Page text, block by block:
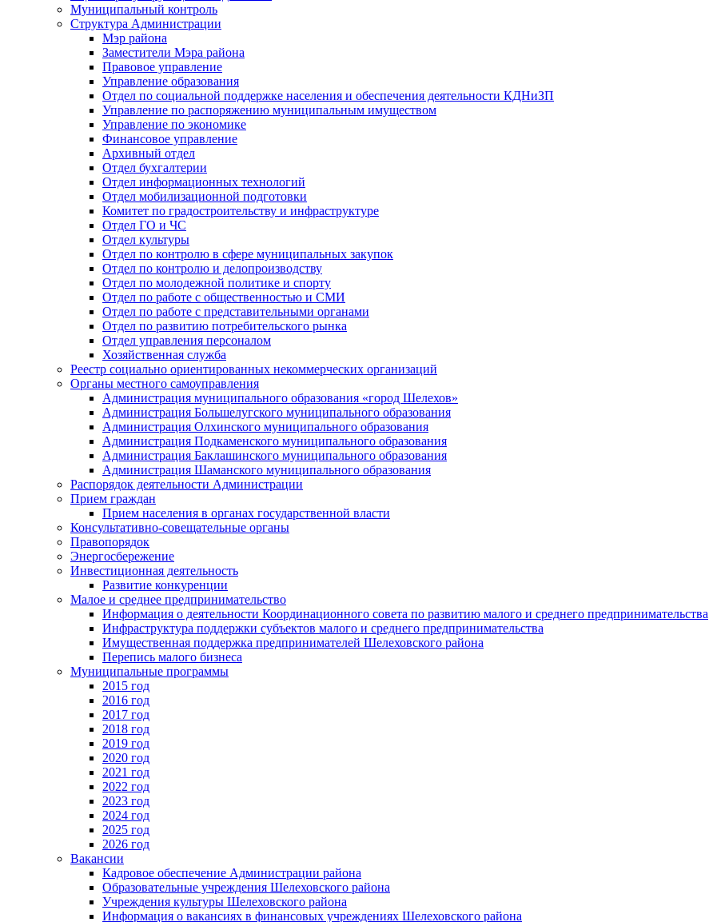
Муниципальный контроль
Структура Администрации
Мэр района
Заместители Мэра района
Правовое управление
Управление образования
Отдел по социальной поддержке населения и обеспечения деятельности КДНиЗП
Управление по распоряжению муниципальным имуществом
Управление по экономике
Финансовое управление
Архивный отдел
Отдел бухгалтерии
Отдел информационных технологий
Отдел мобилизационной подготовки
Комитет по градостроительству и инфраструктуре
Отдел ГО и ЧС
Отдел культуры
Отдел по контролю в сфере муниципальных закупок
Отдел по контролю и делопроизводству
Отдел по молодежной политике и спорту
Отдел по работе с общественностью и СМИ
Отдел по работе с представительными органами
Отдел по развитию потребительского рынка
Отдел управления персоналом
Хозяйственная служба
Реестр социально ориентированных некоммерческих организаций
Органы местного самоуправления
Администрация муниципального образования «город Шелехов»
Администрация Большелугского муниципального образования
Администрация Олхинского муниципального образования
Администрация Подкаменского муниципального образования
Администрация Баклашинского муниципального образования
Администрация Шаманского муниципального образования
Распорядок деятельности Администрации
Прием граждан
Прием населения в органах государственной власти
Консультативно-совещательные органы
Правопорядок
Энергосбережение
Инвестиционная деятельность
Развитие конкуренции
Малое и среднее предпринимательство
Информация о деятельности Координационного совета по развитию малого и среднего предпринимательства
Инфраструктура поддержки субъектов малого и среднего предпринимательства
Имущественная поддержка предпринимателей Шелеховского района
Перепись малого бизнеса
Муниципальные программы
2015 год
2016 год
2017 год
2018 год
2019 год
2020 год
2021 год
2022 год
2023 год
2024 год
2025 год
2026 год
Вакансии
Кадровое обеспечение Администрации района
Образовательные учреждения Шелеховского района
Учреждения культуры Шелеховского района
Информация о вакансиях в финансовых учреждениях Шелеховского района